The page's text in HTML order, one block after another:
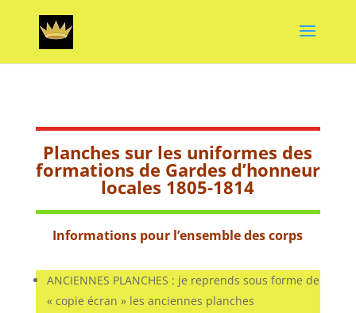
Planches sur les uniformes des
formations de Gardes d’honneur
locales 1805-1814
Informations pour l’ensemble des corps
ANCIENNES PLANCHES : je reprends sous forme de
« copie écran » les anciennes planches